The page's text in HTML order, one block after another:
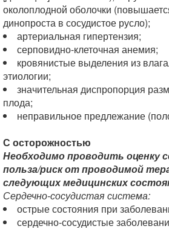
околоплодной оболочки
динопроста в сосудистое русло);
артериальная гипертензия;
серповидно-клеточная анемия;
кровянистые выделения из
этиологии;
значительная диспропорция
плода;
неправильное предлежание
С осторожностью
Необходимо проводить оценку
польза/риск от проводимой
следующих медицинских
Сердечно-сосудистая система:
острые состояния при
сердечно-сосудистые